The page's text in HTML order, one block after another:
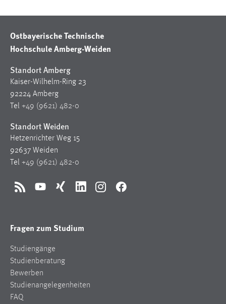
Ostbayerische Technische
Hochschule Amberg-Weiden
Standort Amberg
Kaiser-Wilhelm-Ring 23
92224 Amberg
Tel +49 (9621) 482-0
Standort Weiden
Hetzenrichter Weg 15
92637 Weiden
Tel +49 (9621) 482-0
RSS YouTubeXing LinkedInInstagramFacebook
Fragen zum Studium
Studiengänge
Studienberatung
Bewerben
Studienangelegenheiten
FAQ